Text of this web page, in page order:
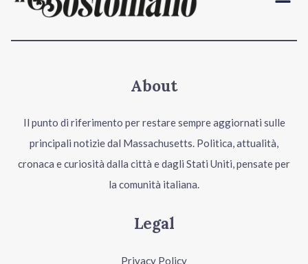
About
Il punto di riferimento per restare sempre aggiornati sulle
principali notizie dal Massachusetts. Politica, attualità,
cronaca e curiosità dalla città e dagli Stati Uniti, pensate per
la comunità italiana.
Legal
Privacy Policy